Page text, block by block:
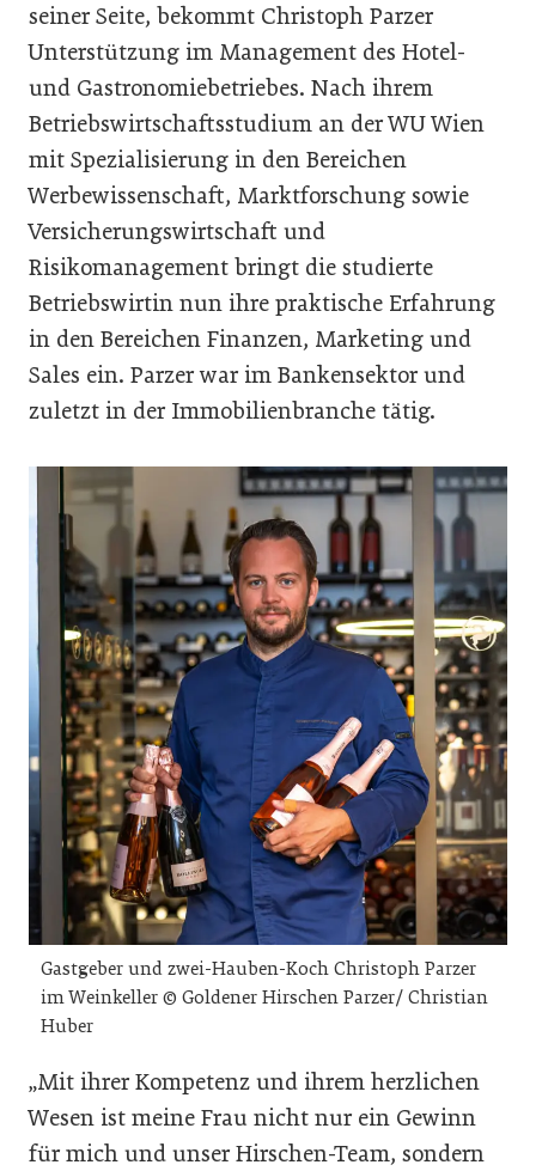
seiner Seite, bekommt Christoph Parzer
Unterstützung im Management des Hotel-
und Gastronomiebetriebes. Nach ihrem
Betriebswirtschaftsstudium an der WU Wien
mit Spezialisierung in den Bereichen
Werbewissenschaft, Marktforschung sowie
Versicherungswirtschaft und
Risikomanagement bringt die studierte
Betriebswirtin nun ihre praktische Erfahrung
in den Bereichen Finanzen, Marketing und
Sales ein. Parzer war im Bankensektor und
zuletzt in der Immobilienbranche tätig.
Gastgeber und zwei-Hauben-Koch Christoph Parzer
im Weinkeller © Goldener Hirschen Parzer/ Christian
Huber
„Mit ihrer Kompetenz und ihrem herzlichen
Wesen ist meine Frau nicht nur ein Gewinn
für mich und unser Hirschen-Team, sondern